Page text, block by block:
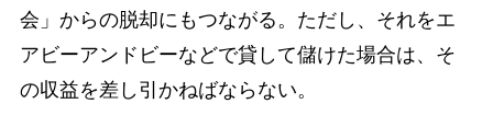
会」からの脱却にもつながる。ただし、それをエ
アビーアンドビーなどで貸して儲けた場合は、そ
の収益を差し引かねばならない。